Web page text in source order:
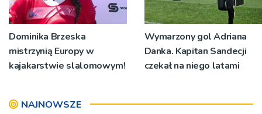
Dominika Brzeska
mistrzynią Europy w
kajakarstwie slalomowym!
Wymarzony gol Adriana
Danka. Kapitan Sandecji
czekał na niego latami
NAJNOWSZE